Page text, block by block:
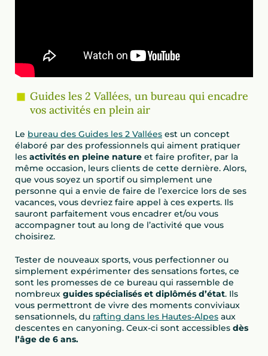
Guides les 2 Vallées, un bureau qui encadre
vos activités en plein air
Le bureau des Guides les 2 Vallées est un concept
élaboré par des professionnels qui aiment pratiquer
les activités en pleine nature et faire profiter, par la
même occasion, leurs clients de cette dernière. Alors,
que vous soyez un sportif ou simplement une
personne qui a envie de faire de l’exercice lors de ses
vacances, vous devriez faire appel à ces experts. Ils
sauront parfaitement vous encadrer et/ou vous
accompagner tout au long de l’activité que vous
choisirez.
Tester de nouveaux sports, vous perfectionner ou
simplement expérimenter des sensations fortes, ce
sont les promesses de ce bureau qui rassemble de
nombreux guides spécialisés et diplômés d’état. Ils
vous permettront de vivre des moments conviviaux
sensationnels, du rafting dans les Hautes-Alpes aux
descentes en canyoning. Ceux-ci sont accessibles dès
l’âge de 6 ans.